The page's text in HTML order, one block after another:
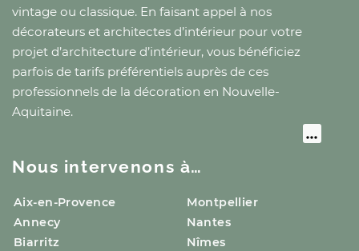
vintage ou classique. En faisant appel à nos
décorateurs et architectes d’intérieur pour votre
projet d’architecture d’intérieur, vous bénéficiez
parfois de tarifs préférentiels auprès de ces
professionnels de la décoration en Nouvelle-
Aquitaine.
Nous intervenons à…
Aix-en-Provence
Annecy
Biarritz
Montpellier
Nantes
Nîmes